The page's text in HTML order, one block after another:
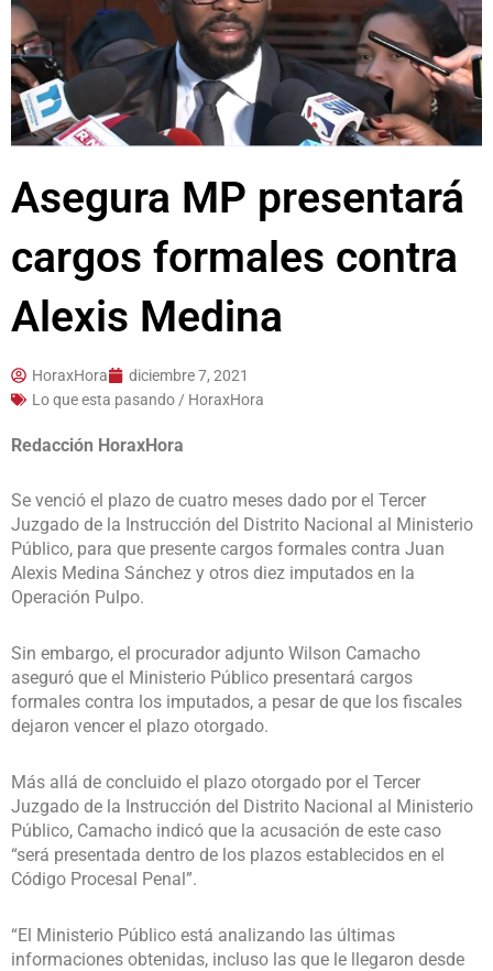
Asegura MP presentará
cargos formales contra
Alexis Medina
HoraxHora
diciembre 7, 2021
Lo que esta pasando / HoraxHora
Redacción HoraxHora
Se venció el plazo de cuatro meses dado por el Tercer
Juzgado de la Instrucción del Distrito Nacional al Ministerio
Público, para que presente cargos formales contra Juan
Alexis Medina Sánchez y otros diez imputados en la
Operación Pulpo.
Sin embargo, el procurador adjunto Wilson Camacho
aseguró que el Ministerio Público presentará cargos
formales contra los imputados, a pesar de que los fiscales
dejaron vencer el plazo otorgado.
Más allá de concluido el plazo otorgado por el Tercer
Juzgado de la Instrucción del Distrito Nacional al Ministerio
Público, Camacho indicó que la acusación de este caso
“será presentada dentro de los plazos establecidos en el
Código Procesal Penal”.
“El Ministerio Público está analizando las últimas
informaciones obtenidas, incluso las que le llegaron desde